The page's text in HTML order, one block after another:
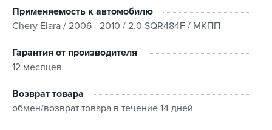
Применяемость к автомобилю
Chery Elara / 2006 - 2010 / 2.0 SQR484F / МКПП
Гарантия от производителя
12 месяцев
Возврат товара
обмен/возврат товара в течение 14 дней